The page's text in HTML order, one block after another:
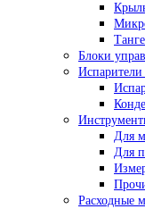
Блоки
Для
Для
Расходные